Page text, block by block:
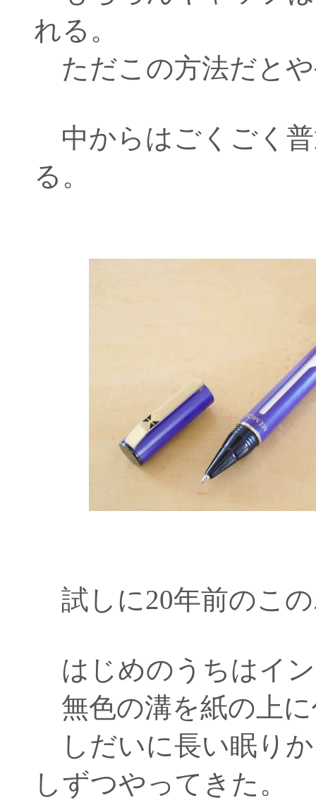
れる。
ただこの方法だと
中からはごくごく
る。
試しに20年前のこ
はじめのうちはイ
無色の溝を紙の上
しだいに長い眠り
しずつやってきた。